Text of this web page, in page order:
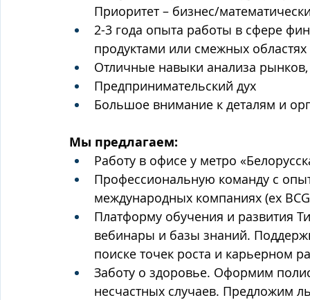
Приоритет – бизнес/
2-3 года опыта работы в сфере
продуктами или смежных областях
Отличные навыки анализа
Предпринимательский дух
Большое внимание к деталям и
Мы предлагаем:
Работу в офисе у метро
Профессиональную команду с
международных компаниях (ех
Платформу обучения и развития
вебинары и базы знаний.
поиске точек роста и карьерном
Заботу о здоровье. Оформим
несчастных случаев. Предложим